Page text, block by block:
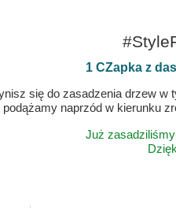
1 CZapka z
się do zasadzenia drzew
podążamy naprzód w kierunku
Już zasadziliśmy